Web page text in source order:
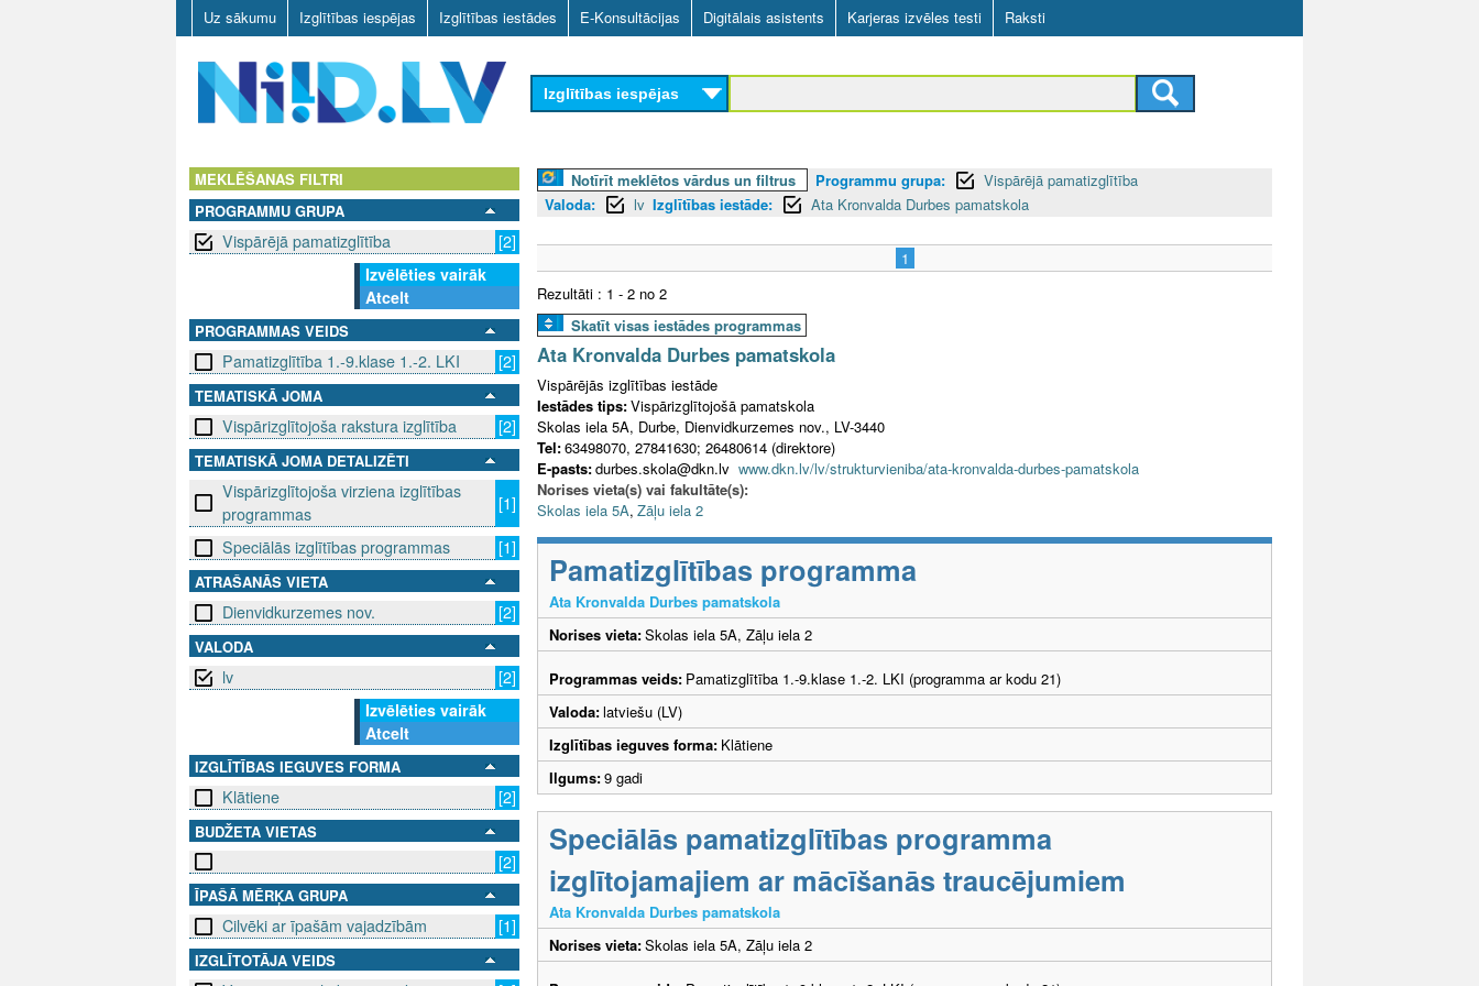
Skip
to
main
content
Uz sākumu Izglītības iespējas Izglītības iestādes E-Konsultācijas Digitālais asistents Karjeras izvēles testi Raksti
V
Izglītības iespējas
MEKLĒŠANAS FILTRI
PROGRAMMU GRUPA
Vispārējā pamatizglītība
[2]
Izvēlēties vairāk
Atcelt
PROGRAMMAS VEIDS
Pamatizglītība 1.-9.klase 1.-2. LKI [2]
TEMATISKĀ JOMA
Vispārizglītojoša rakstura izglītība [2]
TEMATISKĀ JOMA DETALIZĒTI
Vispārizglītojoša virziena izglītības
programmas
[1]
Speciālās izglītības programmas
[1]
ATRAŠANĀS VIETA
Dienvidkurzemes nov. [2]
VALODA
lv
[2]
Izvēlēties vairāk
Atcelt
IZGLĪTĪBAS IEGUVES FORMA
Klātiene [2]
BUDŽETA VIETAS
[2]
ĪPAŠĀ MĒRĶA GRUPA
Cilvēki ar īpašām vajadzībām [1]
IZGLĪTOTĀJA VEIDS
Notīrīt meklētos vārdus un filtrus Programmu grupa:
Vispārējā pamatizglītība
Valoda:
lv Izglītības iestāde: Ata Kronvalda Durbes pamatskola
1
Rezultāti : 1 - 2 no 2
Skatīt visas iestādes programmas
Ata Kronvalda Durbes pamatskola
Vispārējās izglītības iestāde
Iestādes tips:Vispārizglītojošā pamatskola
Skolas iela 5A, Durbe, Dienvidkurzemes nov., LV-3440
Tel:63498070, 27841630; 26480614 (direktore)
E-pasts:durbes.skola@dkn.lv www.dkn.lv/lv/strukturvieniba/ata-kronvalda-durbes-pamatskola
Norises vieta(s) vai fakultāte(s):
Skolas iela 5A, Zāļu iela 2
Pamatizglītības programma
Ata Kronvalda Durbes pamatskola
Norises vieta:Skolas iela 5A, Zāļu iela 2
Programmas veids: Pamatizglītība 1.-9.klase 1.-2. LKI (programma ar kodu 21)
Valoda:latviešu (LV)
Izglītības ieguves forma: Klātiene
Ilgums:9 gadi
Speciālās pamatizglītības programma
izglītojamajiem ar mācīšanās traucējumiem
Ata Kronvalda Durbes pamatskola
Norises vieta:Skolas iela 5A, Zāļu iela 2